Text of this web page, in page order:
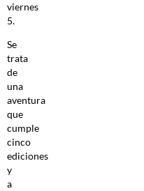
viernes
5.
Se
trata
de
una
aventura
que
cumple
cinco
ediciones
y
a